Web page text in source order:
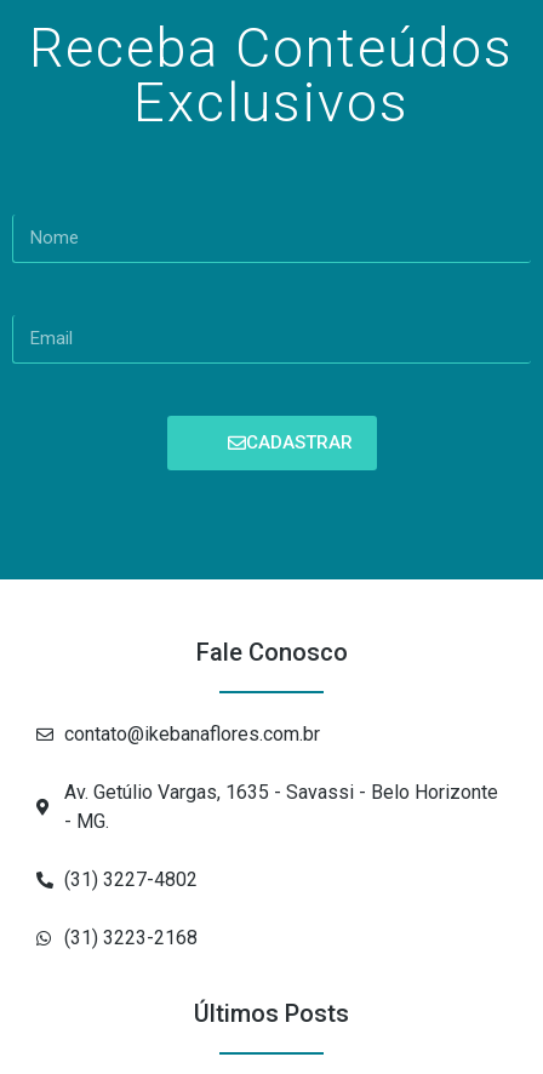
Receba Conteúdos
Exclusivos
CADASTRAR
Fale Conosco
contato@ikebanaflores.com.br
Av. Getúlio Vargas, 1635 - Savassi - Belo Horizonte
- MG.
(31) 3227-4802
(31) 3223-2168
Últimos Posts